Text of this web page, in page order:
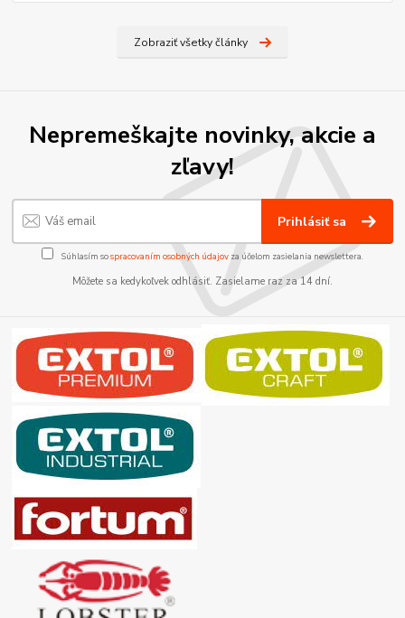
Zobraziť všetky články
Nepremeškajte novinky, akcie a
zľavy!
Prihlásiť sa
Súhlasím sospracovaním osobných údajov za účelom zasielania newslettera.
Môžete sa kedykoľvek odhlásiť. Zasielame raz za 14 dní.